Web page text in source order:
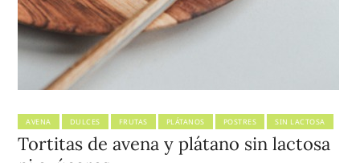
AVENA DULCES FRUTAS PLÁTANOS POSTRES SIN LACTOSA
Tortitas de avena y plátano sin lactosa